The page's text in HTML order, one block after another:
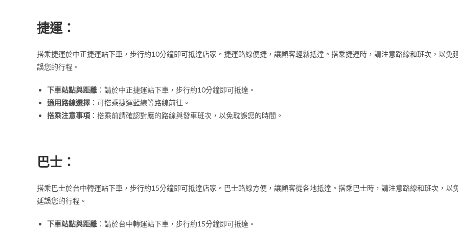
捷運：
搭乘捷運於中正捷運站下車，步行約10分鐘即可抵達店家。捷運路線便捷，讓顧客輕鬆抵達。搭乘捷運時，請注意路線和班次，以免
誤您的行程。
下車站點與距離 ：請於中正捷運站下車，步行約10分鐘即可抵達。
適用路線選擇 ：可搭乘捷運藍線等路線前往。
搭乘注意事項 ：搭乘前請確認對應的路線與發車班次，以免耽誤您的時間。
巴士：
搭乘巴士於台中轉運站下車，步行約15分鐘即可抵達店家。巴士路線方便，讓顧客從各地抵達。搭乘巴士時，請注意路線和班次，以
延誤您的行程。
下車站點與距離 ：請於台中轉運站下車，步行約15分鐘即可抵達。